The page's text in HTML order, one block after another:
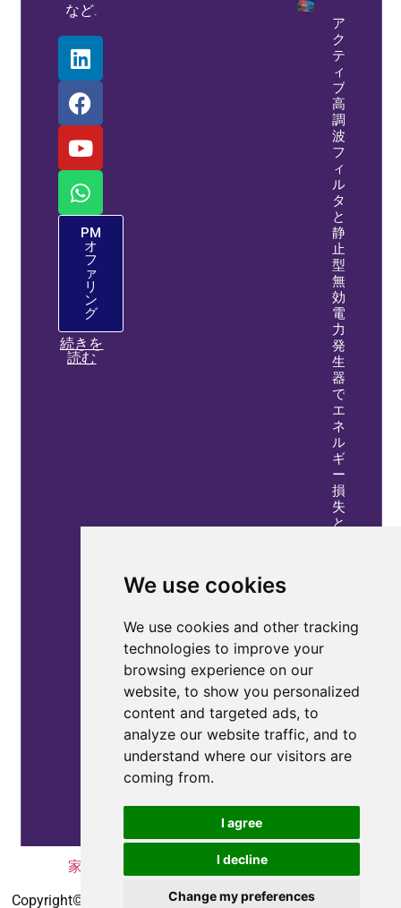
We use cookies
We use cookies and other tracking
technologies to improve your
browsing experience on our
website, to show you personalized
content and targeted ads, to
analyze our website traffic, and to
understand where our visitors are
coming from.
I agree
I decline
Change my preferences
など.
PM
オ
フ
ァ
リ
ン
グ
続きを
読む
ア
ク
テ
ィ
ブ
高
調
波
フ
ィ
ル
タ
と
静
止
型
無
効
電
力
発
生
器
で
エ
ネ
ル
ギ
ー
損
失
と
を
削
ロ
テ
ィ
家 プライバシーポリシー|お問い合わせ
Copyright© 2010-2025 coepower.com. 無断転載を禁じます.